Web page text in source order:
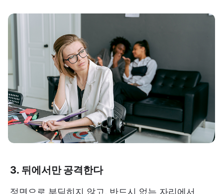
3. 뒤에서만 공격한다